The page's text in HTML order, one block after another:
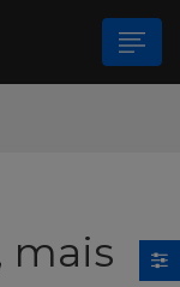
mais